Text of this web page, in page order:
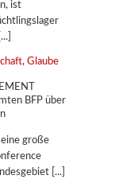
ist
Glaube
BFP über
große